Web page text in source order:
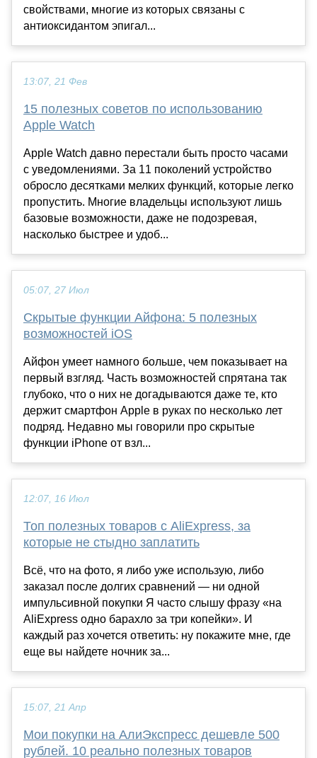
свойствами, многие из которых связаны с
антиоксидантом эпигал...
13:07, 21 Фев
15 полезных советов по использованию
Apple Watch
Apple Watch давно перестали быть просто часами
с уведомлениями. За 11 поколений устройство
обросло десятками мелких функций, которые легко
пропустить. Многие владельцы используют лишь
базовые возможности, даже не подозревая,
насколько быстрее и удоб...
05:07, 27 Июл
Скрытые функции Айфона: 5 полезных
возможностей iOS
Айфон умеет намного больше, чем показывает на
первый взгляд. Часть возможностей спрятана так
глубоко, что о них не догадываются даже те, кто
держит смартфон Apple в руках по несколько лет
подряд. Недавно мы говорили про скрытые
функции iPhone от взл...
12:07, 16 Июл
Топ полезных товаров с AliExpress, за
которые не стыдно заплатить
Всё, что на фото, я либо уже использую, либо
заказал после долгих сравнений — ни одной
импульсивной покупки Я часто слышу фразу «на
AliExpress одно барахло за три копейки». И
каждый раз хочется ответить: ну покажите мне, где
еще вы найдете ночник за...
15:07, 21 Апр
Мои покупки на АлиЭкспресс дешевле 500
рублей. 10 реально полезных товаров